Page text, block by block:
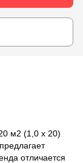
м2 (1,0 x 20)
отличается